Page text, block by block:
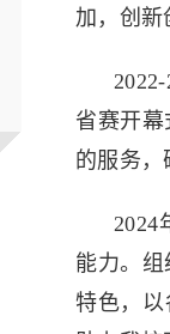
加，创新
省赛开
的服务，
2024
能力。
特色，以